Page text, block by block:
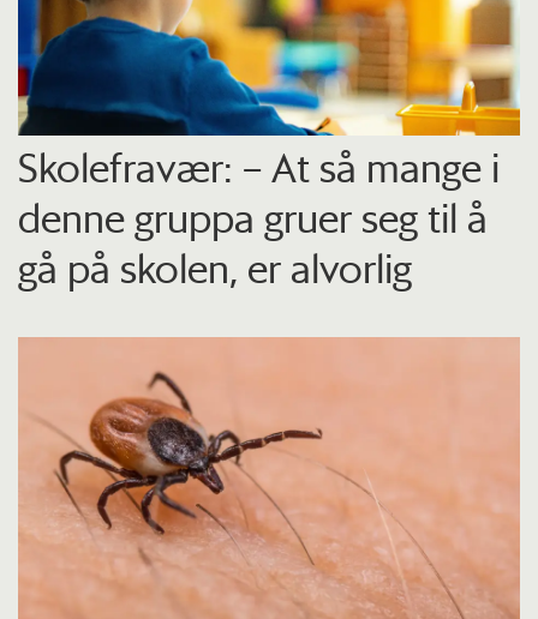
Skolefravær: – At så mange i
denne gruppa gruer seg til å
gå på skolen, er alvorlig